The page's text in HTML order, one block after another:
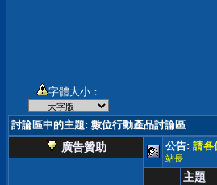
字體大小：
討論區中的主題: 數位行動產品討論區
廣告贊助 公告: 請各
站長
主題